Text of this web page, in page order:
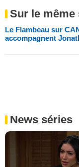
Sur le même
Le Flambeau sur
accompagnent
News séries